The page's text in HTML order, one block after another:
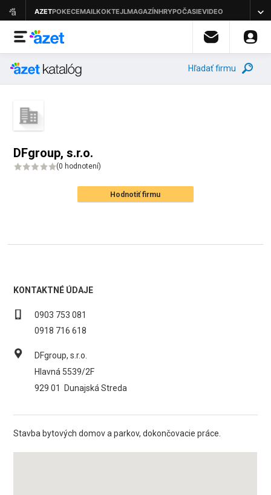
Hľadať firmu
DFgroup, s.r.o.
(0 hodnotení)
Hodnotiť firmu
KONTAKTNÉ ÚDAJE
0903 753 081
0918 716 618
DFgroup, s.r.o.
Hlavná 5539/2F
929 01
Dunajská Streda
Stavba bytových domov a parkov, dokončovacie práce.